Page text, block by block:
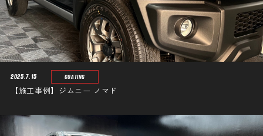
2025.7.15 COATING
【施工事例】ジムニー ノマド